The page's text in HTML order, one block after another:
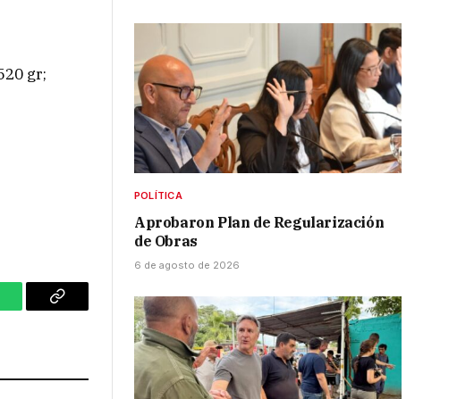
gr;
Copy
POLÍTICA
Aprobaron Plan de Regularización
de Obras
6 de agosto de 2026